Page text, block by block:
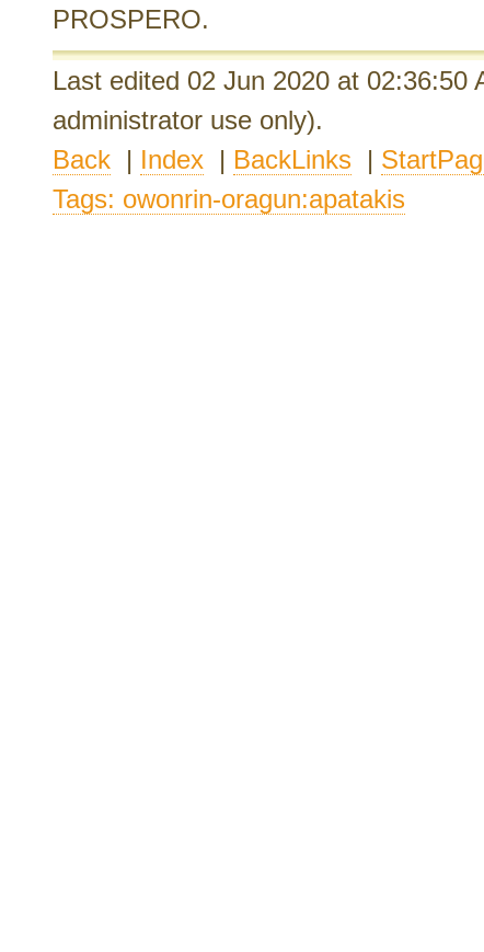
PROSPERO.
Last edited 02 Jun 2020 at 02:36:50
administrator use only).
Back | Index | BackLinks |
Tags: owonrin-oragun:apatakis